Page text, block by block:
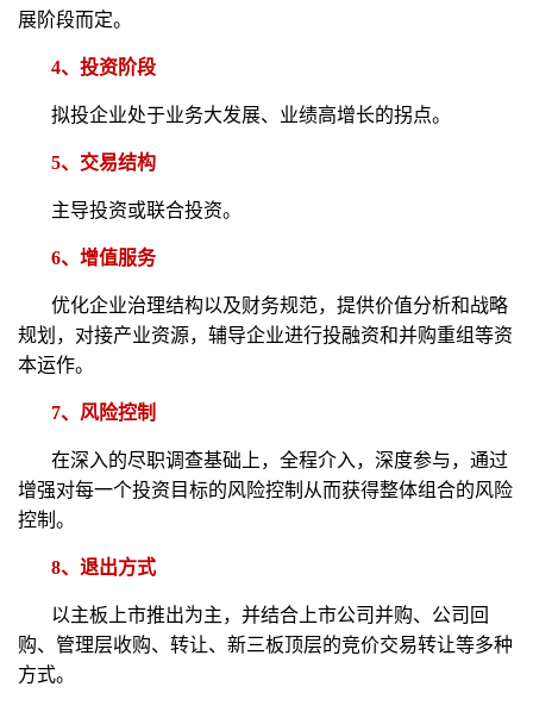
展阶段而定。
4、投资阶段
拟投企业处于业务大发展、业绩高增长的拐点。
5、交易结构
主导投资或联合投资。
6、增值服务
优化企业治理结构以及财务规范，提供价值分析和战略
规划，对接产业资源，辅导企业进行投融资和并购重组等资
本运作。
7、风险控制
在深入的尽职调查基础上，全程介入，深度参与，通过
增强对每一个投资目标的风险控制从而获得整体组合的风险
控制。
8、退出方式
以主板上市推出为主，并结合上市公司并购、公司回
购、管理层收购、转让、新三板顶层的竞价交易转让等多种
方式。